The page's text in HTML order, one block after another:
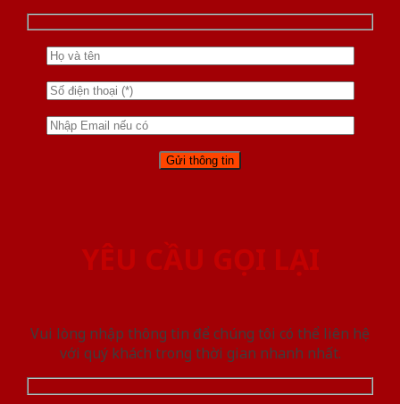
YÊU CẦU GỌI LẠI
Vui lòng nhập thông tin để chúng tôi có thể liên hệ
với quý khách trong thời gian nhanh nhất.